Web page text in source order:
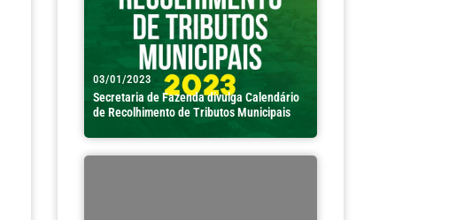
03/01/2023
Secretaria de Fazenda divulga Calendário
de Recolhimento de Tributos Municipais